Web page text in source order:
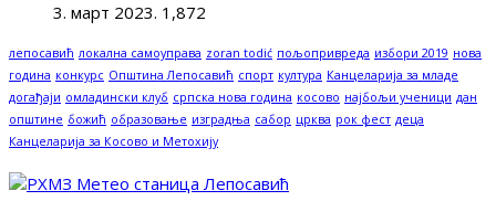
3. март 2023. 1,872
лепосавић локална самоуправа zoran todić пољопривреда избори 2019 нова
година конкурс Општина Лепосавић спорт култура Канцеларија за младе
догађаји омладински клуб српска нова година косово најбољи ученици дан
општине божић образовање изградња сабор црква рок фест деца
Канцеларија за Косово и Метохију